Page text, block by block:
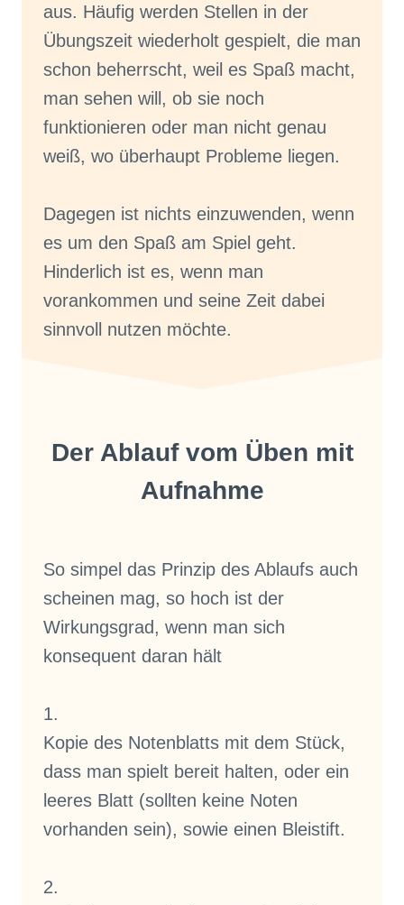
aus. Häufig werden Stellen in der
Übungszeit wiederholt gespielt, die man
schon beherrscht, weil es Spaß macht,
man sehen will, ob sie noch
funktionieren oder man nicht genau
weiß, wo überhaupt Probleme liegen.
Dagegen ist nichts einzuwenden, wenn
es um den Spaß am Spiel geht.
Hinderlich ist es, wenn man
vorankommen und seine Zeit dabei
sinnvoll nutzen möchte.
Der Ablauf vom Üben mit
Aufnahme
So simpel das Prinzip des Ablaufs auch
scheinen mag, so hoch ist der
Wirkungsgrad, wenn man sich
konsequent daran hält
1.
Kopie des Notenblatts mit dem Stück,
dass man spielt bereit halten, oder ein
leeres Blatt (sollten keine Noten
vorhanden sein), sowie einen Bleistift.
2.